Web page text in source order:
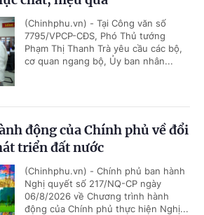
(Chinhphu.vn) - Tại Công văn số
7795/VPCP-CĐS, Phó Thủ tướng
Phạm Thị Thanh Trà yêu cầu các bộ,
cơ quan ngang bộ, Ủy ban nhân...
động của Chính phủ về đổi
triển đất nước
(Chinhphu.vn) - Chính phủ ban hành
Nghị quyết số 217/NQ-CP ngày
06/8/2026 về Chương trình hành
động của Chính phủ thực hiện Nghị...